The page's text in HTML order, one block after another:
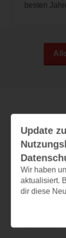
besten
Soooooo
Ich liebe
Update
Wir haben
aktualisiert.
dir diese